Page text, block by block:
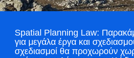
World
Style Adorés
Spatial Planning Law:
για μεγάλα έργα και
σχεδιασμοί θα προχωρούν